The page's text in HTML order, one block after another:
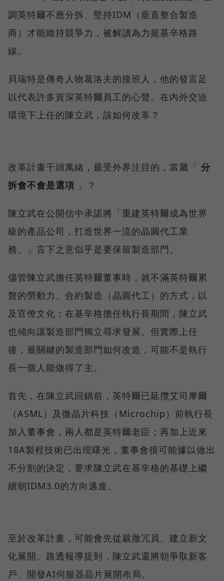
調英特爾不應分拆、堅持IDM（垂直整合製造
商）才能維持競爭力，被解讀為力挺基辛格路
線。
貝瑞特是傳奇人物葛洛夫的接班人，他的發言足
以代表許多資深英特爾員工的心聲。在內外交迫
環境下上任的陳立武，該如何改革？
改革計畫千頭萬緒，最受外界注目的，當屬「 分
拆會不會是選項 」？
陳立武在公開信中承諾將「重建英特爾成為世界
級的產品公司，打造世界一流的晶圓代工業
務。」言下之意似乎是要保留製造部門。
儘管陳立武擔任英特爾董事時，就不滿英特爾累
贅的勞動力、合約製造（晶圓代工）的方式，以
及官僚文化；在基辛格擔任執行長期間，陳立武
也傾向讓製造部門獨立尋求發展。但實際上任
後，最關鍵的製造部門如何改造，可能不是執行
長一個人能做得了主。
首先，在陳立武回鍋前，英特爾已延攬艾司摩爾
（ASML）及微晶片科技（Microchip）前執行長
加入董事會，兩人都是英特爾老臣；再加上近來
18A製程技術已出現曙光，董事會很可能據以做出
不分割的決定，要求陳立武在基辛格的基礎上繼
續朝IDM3.0的方向邁進。
至於改革計畫，可能會先從裁撤冗員、建立新文
化展開。路透報導提到，陳立武還將朝爭取新客
戶、開發AI伺服器晶片展開布局。